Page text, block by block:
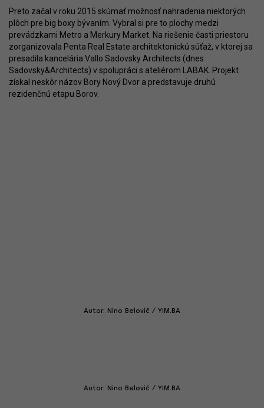
Preto začal v roku 2015 skúmať možnosť nahradenia niektorých
plôch pre big boxy bývaním. Vybral si pre to plochy medzi
prevádzkami Metro a Merkury Market. Na riešenie časti priestoru
zorganizovala Penta Real Estate architektonickú súťaž, v ktorej sa
presadila kancelária Vallo Sadovsky Architects (dnes
Sadovsky&Architects) v spolupráci s ateliérom LABAK. Projekt
získal neskôr názov Bory Nový Dvor a predstavuje druhú
rezidenčnú etapu Borov.
Autor: Nino Belovič / YIM.BA
Autor: Nino Belovič / YIM.BA